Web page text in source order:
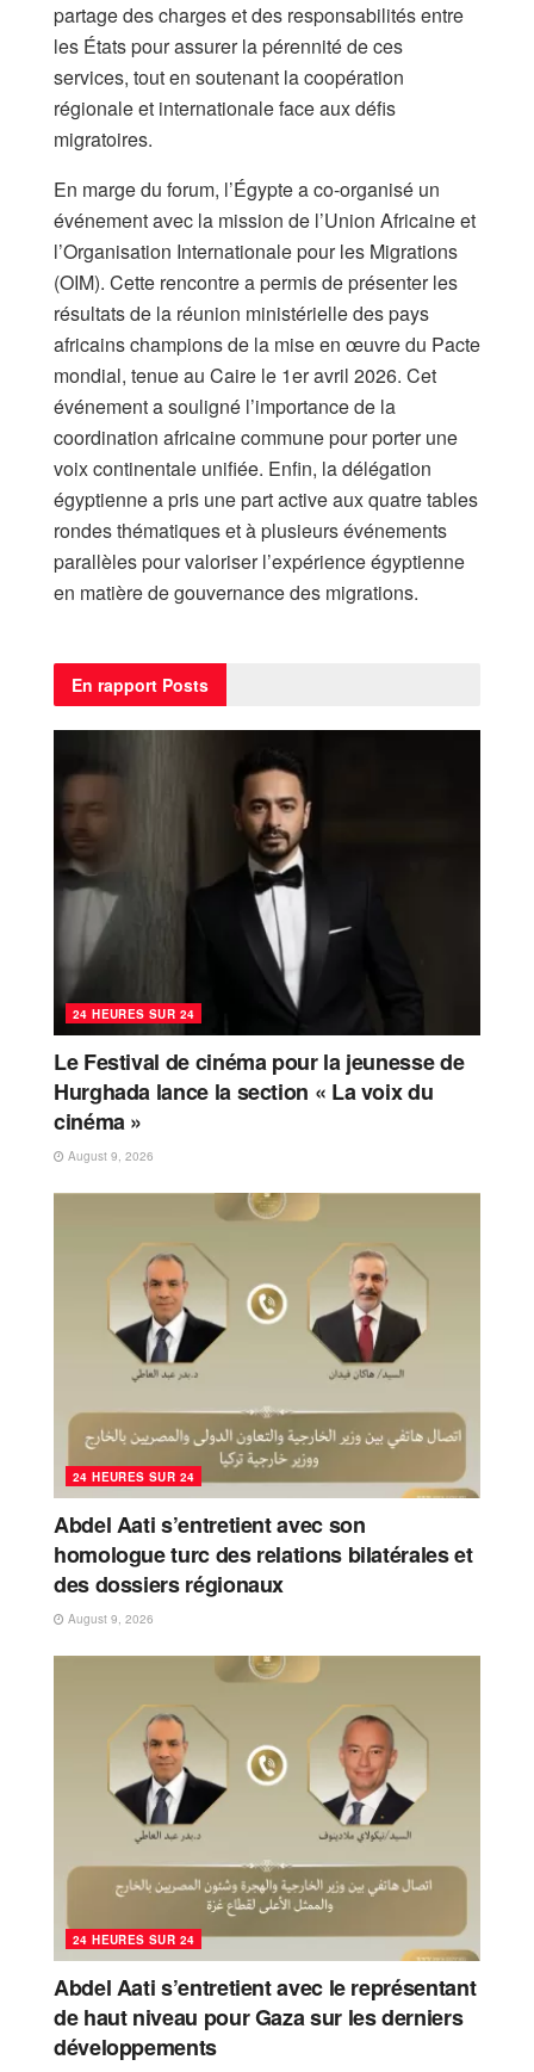
partage des charges et des responsabilités entre
les États pour assurer la pérennité de ces
services, tout en soutenant la coopération
régionale et internationale face aux défis
migratoires.
​En marge du forum, l’Égypte a co-organisé un
événement avec la mission de l’Union Africaine et
l’Organisation Internationale pour les Migrations
(OIM). Cette rencontre a permis de présenter les
résultats de la réunion ministérielle des pays
africains champions de la mise en œuvre du Pacte
mondial, tenue au Caire le 1er avril 2026. Cet
événement a souligné l’importance de la
coordination africaine commune pour porter une
voix continentale unifiée. Enfin, la délégation
égyptienne a pris une part active aux quatre tables
rondes thématiques et à plusieurs événements
parallèles pour valoriser l’expérience égyptienne
en matière de gouvernance des migrations.
En rapport Posts
24 HEURES SUR 24
Le Festival de cinéma pour la jeunesse de
Hurghada lance la section « La voix du
cinéma »
August 9, 2026
24 HEURES SUR 24
Abdel Aati s’entretient avec son
homologue turc des relations bilatérales et
des dossiers régionaux
August 9, 2026
24 HEURES SUR 24
Abdel Aati s’entretient avec le représentant
de haut niveau pour Gaza sur les derniers
développements